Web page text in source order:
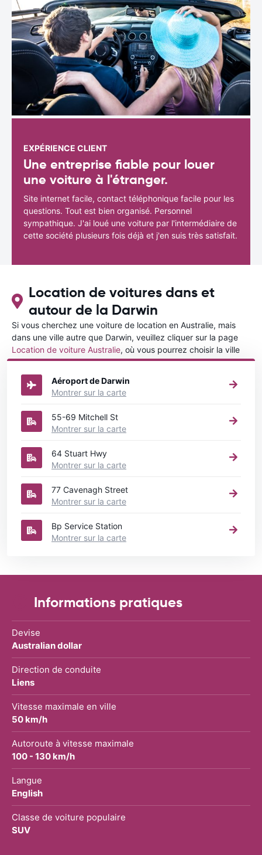
EXPÉRIENCE CLIENT
Une entreprise fiable pour louer
une voiture à l'étranger.
Site internet facile, contact téléphonique facile pour les
questions. Tout est bien organisé. Personnel
sympathique. J'ai loué une voiture par l'intermédiaire de
cette société plusieurs fois déjà et j'en suis très satisfait.
Location de voitures dans et
autour de la Darwin
Si vous cherchez une voiture de location en Australie, mais
dans une ville autre que Darwin, veuillez cliquer sur la page
Location de voiture Australie, où vous pourrez choisir la ville
dans le Australie où vous souhaitez louer une voiture.
Aéroport de Darwin
Montrer sur la carte
55-69 Mitchell St
Montrer sur la carte
64 Stuart Hwy
Montrer sur la carte
77 Cavenagh Street
Montrer sur la carte
Bp Service Station
Montrer sur la carte
Informations pratiques
Devise
Australian dollar
Direction de conduite
Liens
Vitesse maximale en ville
50 km/h
Autoroute à vitesse maximale
100 - 130 km/h
Langue
English
Classe de voiture populaire
SUV